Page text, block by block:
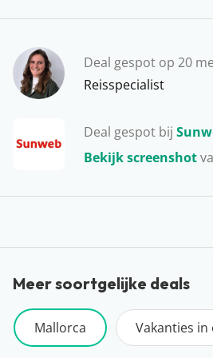
Deal gespot op 20
Reisspecialist
Deal gespot bij
Bekijk screenshot
Paradijselijke stranden,
alles in huis voor de ideale
plekken voor een vakantie op
binnenkort te genieten van het
één van de mooie stranden?
Meer soortgelijke deals
Mallorca Vakanties